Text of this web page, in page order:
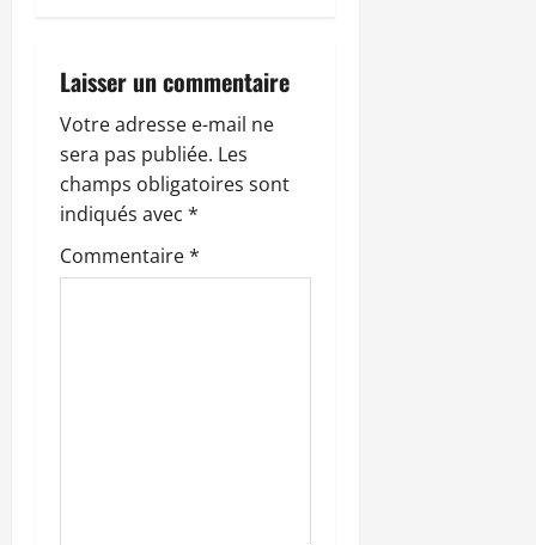
t
i
o
n
d
Laisser un commentaire
Votre adresse e-mail ne
sera pas publiée. Les
champs obligatoires sont
indiqués avec *
Commentaire*